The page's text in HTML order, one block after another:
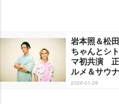
本照＆松田
ちゃんとシ
マ初共演 正
ルメ＆サウ
2026-01-28